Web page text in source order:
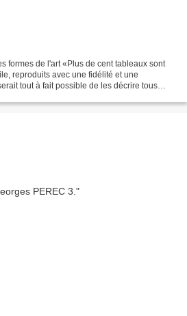
formes de l'art «Plus de cent tableaux sont
reproduits avec une fidélité et une
tout à fait possible de les décrire tous